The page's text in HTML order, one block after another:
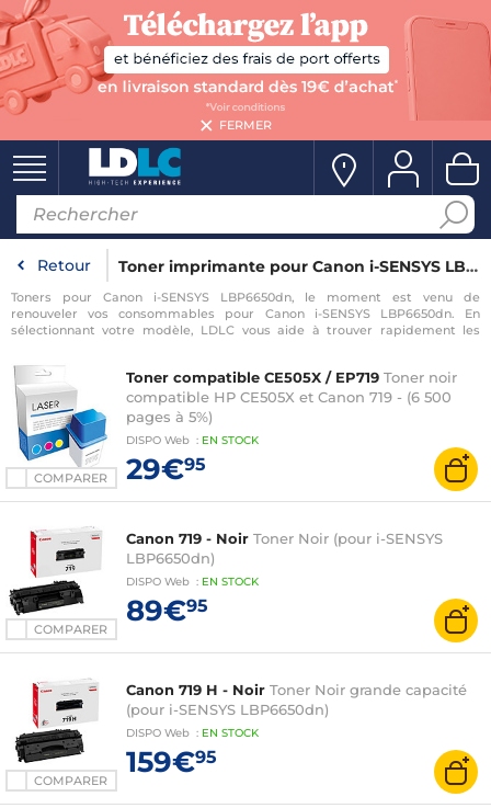
FERMER
Retour Toner imprimante pour Canon i-SENSYS LBP6650dn
Toners pour Canon i-SENSYS LBP6650dn, le moment est venu de
renouveler vos consommables pour Canon i-SENSYS LBP6650dn. En
sélectionnant votre modèle, LDLC vous aide à trouver rapidement les
LBP6650dn.
COMPARER
Toner compatible CE505X / EP719 Toner noir
compatible HP CE505X et Canon 719 - (6 500
pages à 5%)
DISPO Web : EN STOCK
29€95
COMPARER
Canon 719 - Noir Toner Noir (pour i-SENSYS
LBP6650dn)
DISPO Web : EN STOCK
89€95
COMPARER
Canon 719 H - Noir Toner Noir grande capacité
(pour i-SENSYS LBP6650dn)
DISPO Web : EN STOCK
159€95